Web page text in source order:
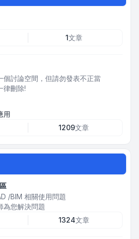
1文章
個討論空間，但請勿發表不正當
律刪除!
用
1209文章
/BIM 相關使用問題
為您解決問題
1324文章